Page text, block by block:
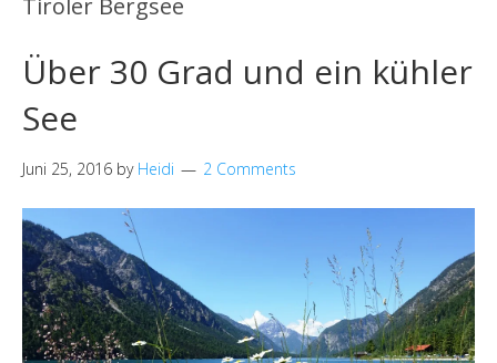
Tiroler Bergsee
Über 30 Grad und ein kühler
See
Juni 25, 2016 by Heidi 2 Comments